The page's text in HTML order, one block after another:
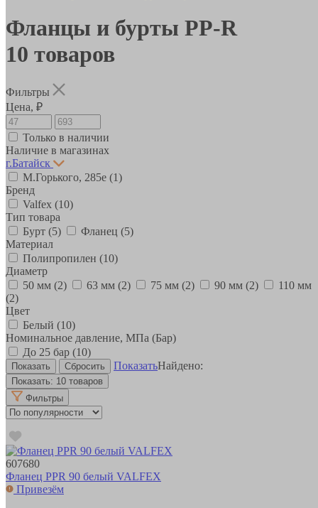
Фланцы и бурты PP-R
10 товаров
Фильтры
Цена, ₽
Только в наличии
Наличие в магазинах
г.Батайск
М.Горького, 285е (1)
Бренд
Valfex (10)
Тип товара
Бурт (5) Фланец (5)
Материал
Полипропилен (10)
Диаметр
50 мм (2) 63 мм (2) 75 мм (2) 90 мм (2)
110 мм
(2)
Цвет
Белый (10)
Номинальное давление, МПа (Бар)
До 25 бар (10)
ПоказатьНайдено:
Показать: 10 товаров
Фильтры
607680
Фланец PPR 90 белый VALFEX
Привезём